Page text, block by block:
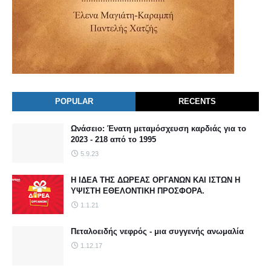
POPULAR RECENTS
Ωνάσειο: Ένατη μεταμόσχευση καρδιάς για το
2023 - 218 από το 1995
5.9.23
Η ΙΔΕΑ ΤΗΣ ΔΩΡΕΑΣ ΟΡΓΑΝΩΝ ΚΑΙ ΙΣΤΩΝ Η
ΥΨΙΣΤΗ ΕΘΕΛΟΝΤΙΚΗ ΠΡΟΣΦΟΡΑ.
1.1.21
Πεταλοειδής νεφρός - μια συγγενής ανωμαλία
1.12.17